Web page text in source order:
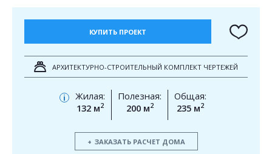
КУПИТЬ ПРОЕКТ
АРХИТЕКТУРНО-СТРОИТЕЛЬНЫЙ КОМПЛЕКТ ЧЕРТЕЖЕЙ
i
Жилая:
132 м2
Полезная:
200 м2
Общая:
235 м2
ЗАКАЗАТЬ РАСЧЕТ ДОМА